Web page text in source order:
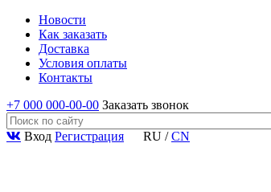
Новости
Как заказать
Доставка
Условия оплаты
Контакты
+7 000 000-00-00 Заказать звонок
Вход Регистрация RU /CN